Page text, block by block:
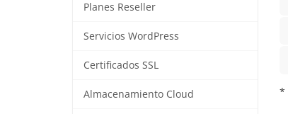
Planes Reseller
Servicios WordPress
Certificados SSL
Almacenamiento Cloud *